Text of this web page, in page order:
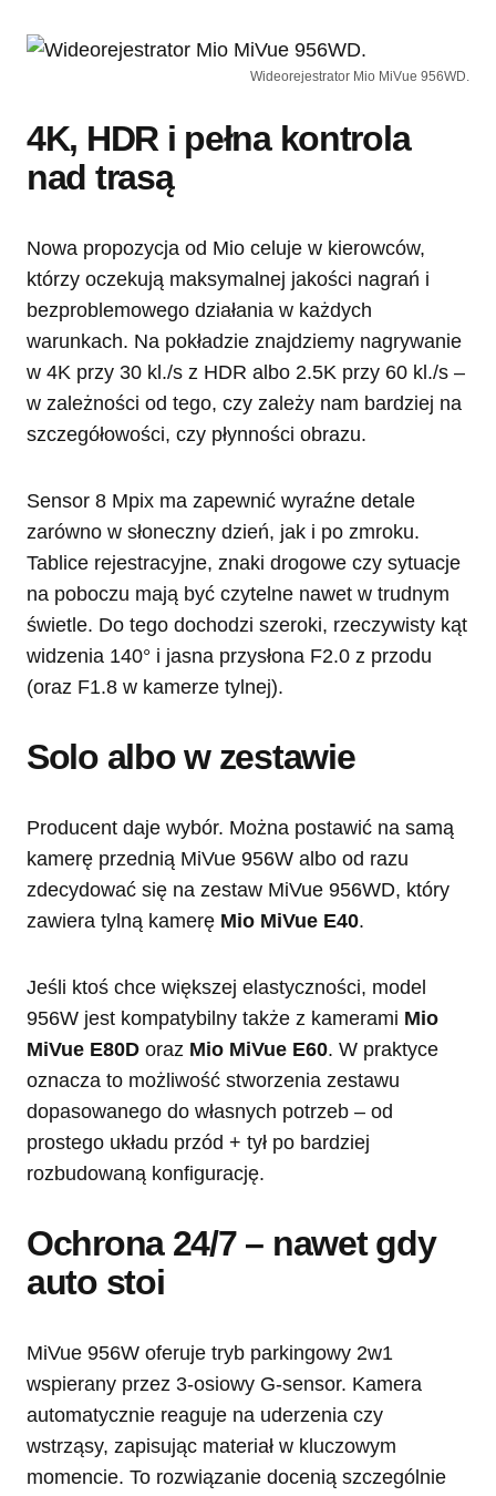
Wideorejestrator Mio MiVue 956WD.
4K, HDR i pełna kontrola
nad trasą
Nowa propozycja od Mio celuje w kierowców,
którzy oczekują maksymalnej jakości nagrań i
bezproblemowego działania w każdych
warunkach. Na pokładzie znajdziemy nagrywanie
w 4K przy 30 kl./s z HDR albo 2.5K przy 60 kl./s –
w zależności od tego, czy zależy nam bardziej na
szczegółowości, czy płynności obrazu.
Sensor 8 Mpix ma zapewnić wyraźne detale
zarówno w słoneczny dzień, jak i po zmroku.
Tablice rejestracyjne, znaki drogowe czy sytuacje
na poboczu mają być czytelne nawet w trudnym
świetle. Do tego dochodzi szeroki, rzeczywisty kąt
widzenia 140° i jasna przysłona F2.0 z przodu
(oraz F1.8 w kamerze tylnej).
Solo albo w zestawie
Producent daje wybór. Można postawić na samą
kamerę przednią MiVue 956W albo od razu
zdecydować się na zestaw MiVue 956WD, który
zawiera tylną kamerę Mio MiVue E40.
Jeśli ktoś chce większej elastyczności, model
956W jest kompatybilny także z kamerami Mio
MiVue E80D oraz Mio MiVue E60. W praktyce
oznacza to możliwość stworzenia zestawu
dopasowanego do własnych potrzeb – od
prostego układu przód + tył po bardziej
rozbudowaną konfigurację.
Ochrona 24/7 – nawet gdy
auto stoi
MiVue 956W oferuje tryb parkingowy 2w1
wspierany przez 3-osiowy G-sensor. Kamera
automatycznie reaguje na uderzenia czy
wstrząsy, zapisując materiał w kluczowym
momencie. To rozwiązanie docenią szczególnie